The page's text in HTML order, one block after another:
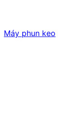
Máy phun keo